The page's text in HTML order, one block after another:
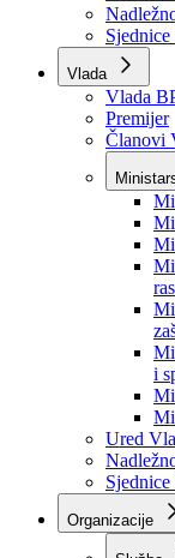
Kolegij
Stručna
Sjednice
Vlada
Vlada
Premijer
Članovi
i
Ured
Sjednice